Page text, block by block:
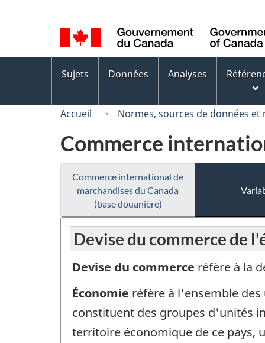
de
la
langue
des
Sujets Données Analyses
Accueil Normes, sources de données et
Commerce
Commerce international de
marchandises du Canada
(base douanière)
Devise du commerce de
Devise du commerce réfère à la
Économie réfère à l'ensemble
constituent des groupes d'unités
territoire économique de ce pays,